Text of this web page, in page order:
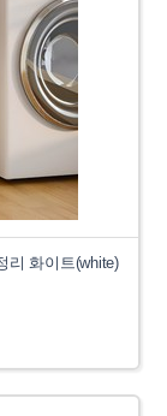
리 화이트(white)